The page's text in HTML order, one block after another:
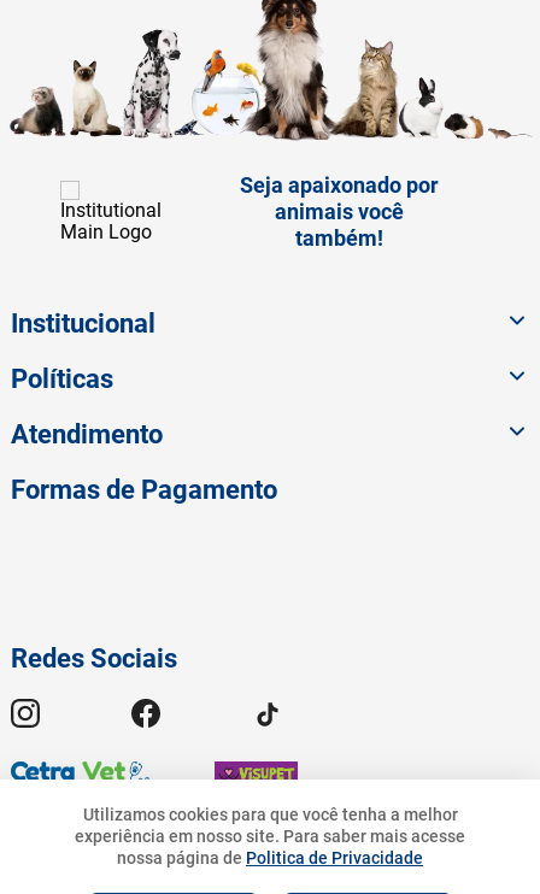
Utilizamos cookies para que você tenha a melhor
experiência em nosso site. Para saber mais acesse
nossa página de Politica de Privacidade
R$ 265,90
Seja apaixonado por
animais você
também!
Institucional
Políticas
Atendimento
Redes Sociais
Formas de Pagamento
© 2023 American Pet - Todos os Direitos Reservados | Pet.Bandeirantes